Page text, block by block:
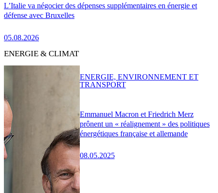
L’Italie va négocier des dépenses supplémentaires en énergie et
défense avec Bruxelles
05.08.2026
ENERGIE & CLIMAT
Emmanuel Macron et Friedrich Merz
prônent un « réalignement » des politiques
énergétiques française et allemande
08.05.2025
ENERGIE, ENVIRONNEMENT ET
TRANSPORT